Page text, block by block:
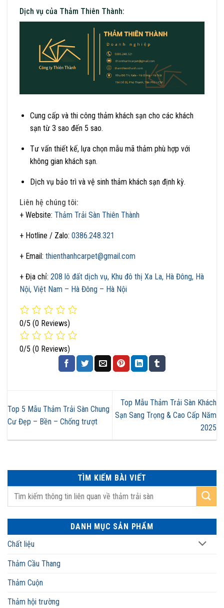
TÌM KIẾM BÀI VIẾT
DANH MỤC SẢN PHẨM
Chất liệu
Thảm Cầu Thang
Thảm Cuộn
Thảm hội trường
Dịch vụ của Thảm Thiên Thành:
Cung cấp và thi công thảm khách sạn cho các khách
sạn từ 3 sao đến 5 sao.
Tư vấn thiết kế, lựa chọn mẫu mã thảm phù hợp với
không gian khách sạn.
Dịch vụ bảo trì và vệ sinh thảm khách sạn định kỳ.
Liên hệ chúng tôi:
+ Website: Thảm Trải Sàn Thiên Thành
+ Hotline / Zalo: 0386.248.321
+ Email: thienthanhcarpet@gmail.com
+ Địa chỉ: 208 lô đất dịch vụ, Khu đô thị Xa La, Hà Đông, Hà
Nội, Việt Nam – Hà Đông – Hà Nội
0/5 (0 Reviews)
0/5 (0 Reviews)
Top 5 Mẫu Thảm Trải Sàn Chung
Cư Đẹp – Bền – Chống trượt
Top Mẫu Thảm Trải Sàn Khách
Sạn Sang Trọng & Cao Cấp Năm
2025